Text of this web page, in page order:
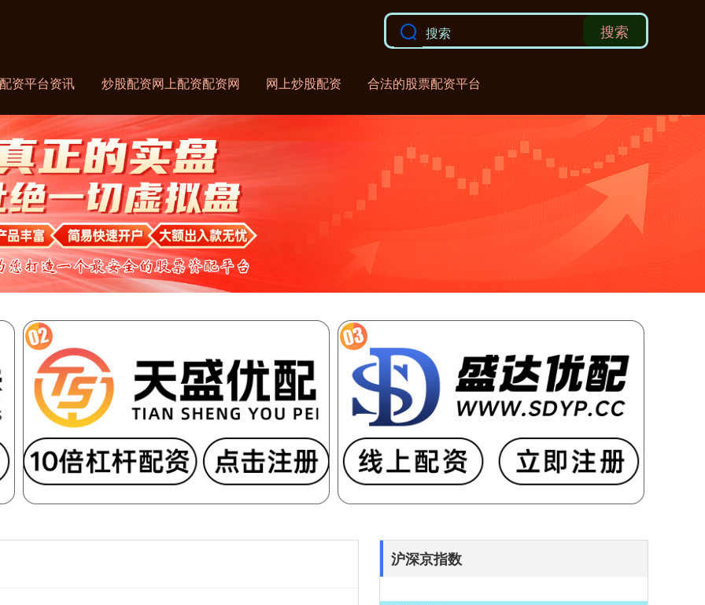
搜索
配资平台资讯 炒股配资网上配资配资网 网上炒股配资 合法的股票配资平台
沪深京指数